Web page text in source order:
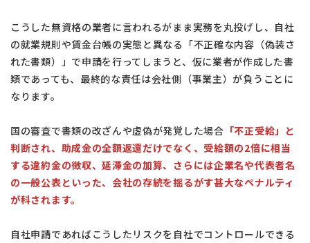
こうした無資格の業者に言われるがまま実務を丸投げし、自社
の就業規則や賃金台帳の実態と異なる「不正確な内容（偽装さ
れた書類）」で申請を行ってしまうと、仮に業者が作成した書
類であっても、最終的な責任は会社側（事業主）が負うことに
なります。
国の審査で書類の改ざんや虚偽が発覚した場合 「不正受給」と
判断され、助成金の全額返還だけでなく、受給額の2倍に相当
する違約金の徴収、延滞金の加算、さらには企業名や代表者名
の一般公表といった、会社の存続を揺るがす甚大なペナルティ
が科されます。
自社申請であればこうしたリスクを自社でコントロールできる